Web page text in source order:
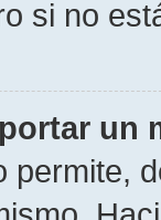
si no
un
permite,